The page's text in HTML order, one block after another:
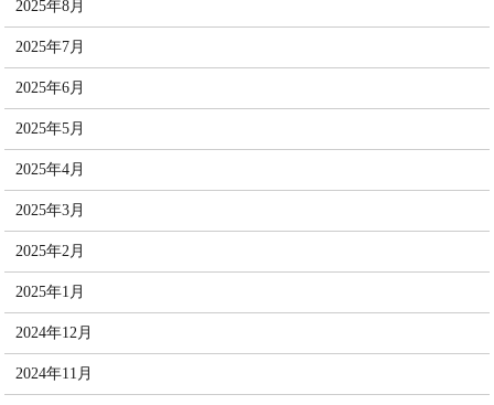
2025年8月
2025年7月
2025年6月
2025年5月
2025年4月
2025年3月
2025年2月
2025年1月
2024年12月
2024年11月